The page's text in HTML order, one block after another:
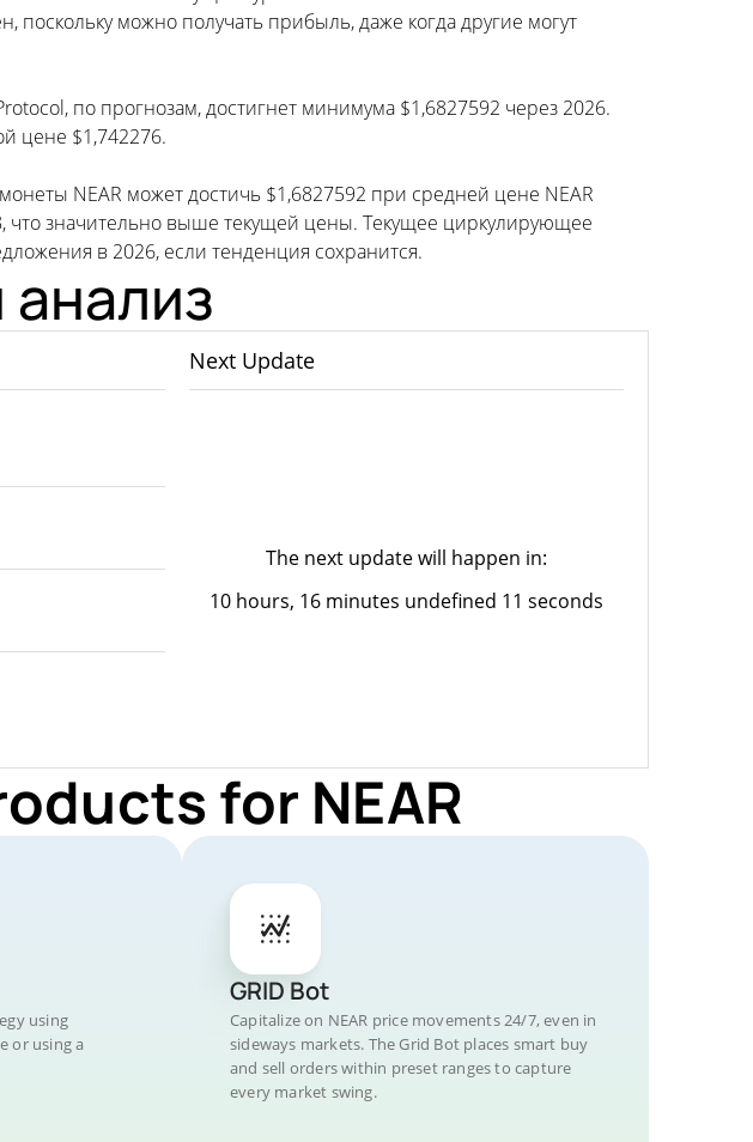
можно получать прибыль, даже когда другие могут
по прогнозам, достигнет минимума $1,6827592 через 2026.
цене $1,742276.
NEAR может достичь $1,6827592 при средней цене NEAR
что значительно выше текущей цены. Текущее циркулирующее
в 2026, если тенденция сохранится.
анализ
Next Update
The next update will happen in:
10 hours, 16 minutes undefined 11 seconds
for NEAR
using
or using a
GRID Bot
Capitalize on NEAR price movements 24/7, even in
sideways markets. The Grid Bot places smart buy
and sell orders within preset ranges to capture
every market swing.